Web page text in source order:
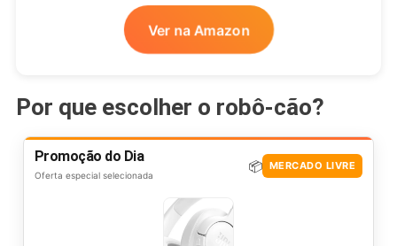
Ver na Amazon
Por que escolher o robô-cão?
Promoção do Dia
Oferta especial selecionada
📦 MERCADO LIVRE